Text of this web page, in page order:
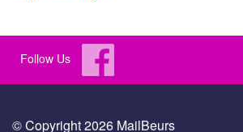
Follow Us
© Copyright 2026 MailBeurs